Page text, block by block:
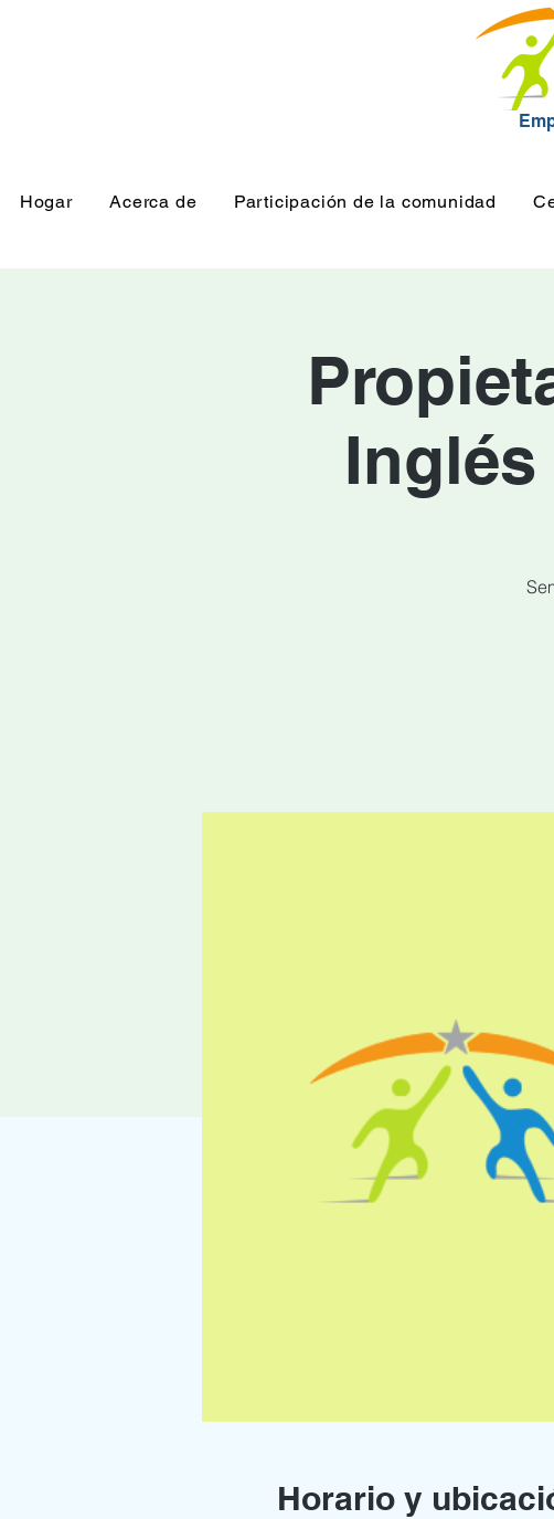
Hogar Acerca de Participación de la comunidad
Inglés
Horario y